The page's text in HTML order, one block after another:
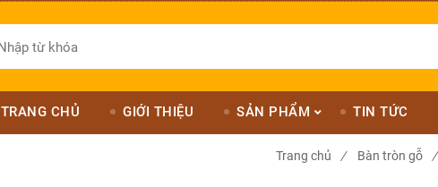
TRANG CHỦ GIỚI THIỆU SẢN PHẨM TIN TỨC
Trang chủ / Bàn tròn gỗ /